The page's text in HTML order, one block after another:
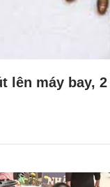
lên máy bay,